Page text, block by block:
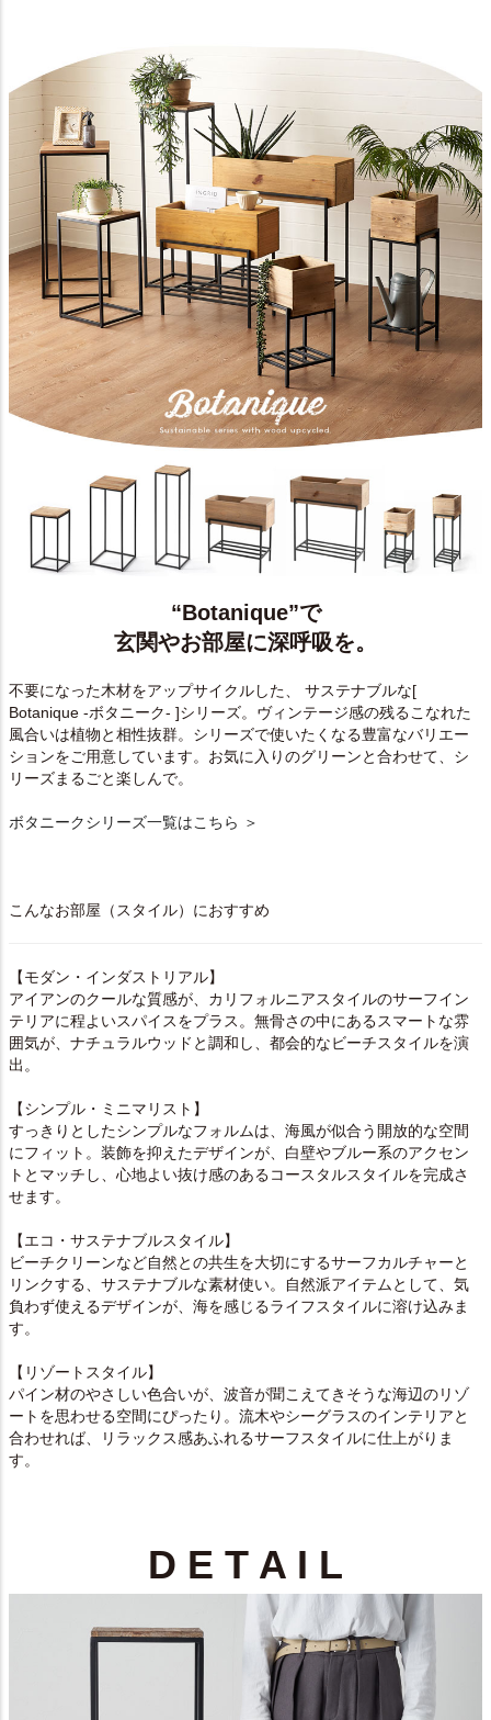
“Botanique”で
玄関やお部屋に深呼吸を。
不要になった木材をアップサイクルした、 サステナブルな[
Botanique -ボタニーク- ]シリーズ。ヴィンテージ感の残るこなれた
風合いは植物と相性抜群。シリーズで使いたくなる豊富なバリエー
ションをご用意しています。お気に入りのグリーンと合わせて、シ
リーズまるごと楽しんで。
ボタニークシリーズ一覧はこちら ＞
こんなお部屋（スタイル）におすすめ
【モダン・インダストリアル】
アイアンのクールな質感が、カリフォルニアスタイルのサーフイン
テリアに程よいスパイスをプラス。無骨さの中にあるスマートな雰
囲気が、ナチュラルウッドと調和し、都会的なビーチスタイルを演
出。
【シンプル・ミニマリスト】
すっきりとしたシンプルなフォルムは、海風が似合う開放的な空間
にフィット。装飾を抑えたデザインが、白壁やブルー系のアクセン
トとマッチし、心地よい抜け感のあるコースタルスタイルを完成さ
せます。
【エコ・サステナブルスタイル】
ビーチクリーンなど自然との共生を大切にするサーフカルチャーと
リンクする、サステナブルな素材使い。自然派アイテムとして、気
負わず使えるデザインが、海を感じるライフスタイルに溶け込みま
す。
【リゾートスタイル】
パイン材のやさしい色合いが、波音が聞こえてきそうな海辺のリゾ
ートを思わせる空間にぴったり。流木やシーグラスのインテリアと
合わせれば、リラックス感あふれるサーフスタイルに仕上がりま
す。
D E T A I L